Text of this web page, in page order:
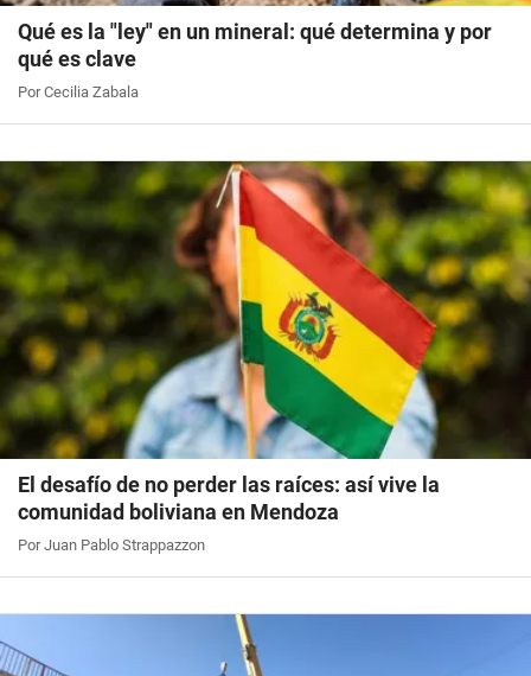
Qué es la "ley" en un mineral: qué determina y por
qué es clave
Por Cecilia Zabala
El desafío de no perder las raíces: así vive la
comunidad boliviana en Mendoza
Por Juan Pablo Strappazzon